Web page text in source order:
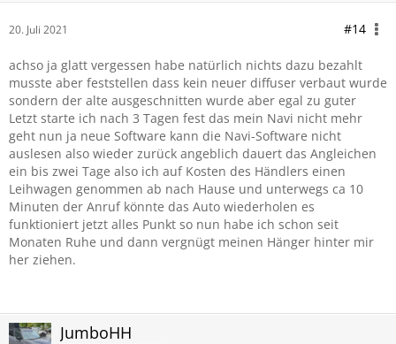
20. Juli 2021 #14
achso ja glatt vergessen habe natürlich nichts dazu bezahlt
musste aber feststellen dass kein neuer diffuser verbaut wurde
sondern der alte ausgeschnitten wurde aber egal zu guter
Letzt starte ich nach 3 Tagen fest das mein Navi nicht mehr
geht nun ja neue Software kann die Navi-Software nicht
auslesen also wieder zurück angeblich dauert das Angleichen
ein bis zwei Tage also ich auf Kosten des Händlers einen
Leihwagen genommen ab nach Hause und unterwegs ca 10
Minuten der Anruf könnte das Auto wiederholen es
funktioniert jetzt alles Punkt so nun habe ich schon seit
Monaten Ruhe und dann vergnügt meinen Hänger hinter mir
her ziehen.
JumboHH